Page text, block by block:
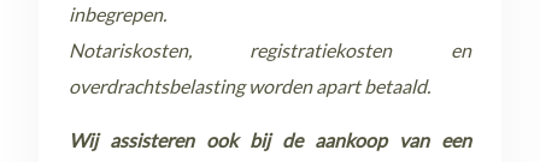
inbegrepen.
Notariskosten, registratiekosten en
overdrachtsbelasting worden apart betaald.
Wij assisteren ook bij de aankoop van een